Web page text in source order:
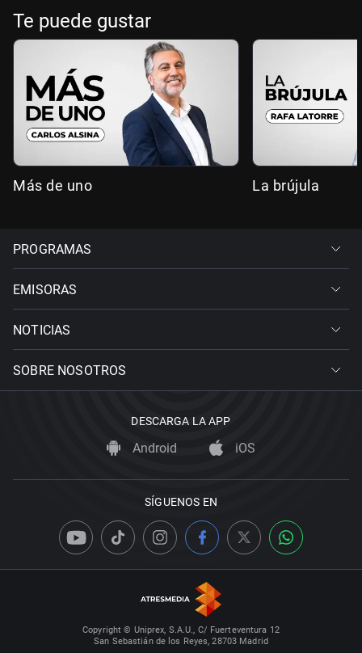
Te puede gustar
Más de uno La brújula
PROGRAMAS
EMISORAS
NOTICIAS
SOBRE NOSOTROS
DESCARGA LA APP
Android iOS
SÍGUENOS EN
Copyright © Uniprex, S.A.U., C/ Fuerteventura 12
San Sebastián de los Reyes, 28703 Madrid